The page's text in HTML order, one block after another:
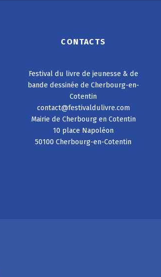
CONTACTS
Festival du livre de jeunesse & de
bande dessinée de Cherbourg-en-
Cotentin
contact@festivaldulivre.com
Mairie de Cherbourg en Cotentin
10 place Napoléon
50100 Cherbourg-en-Cotentin